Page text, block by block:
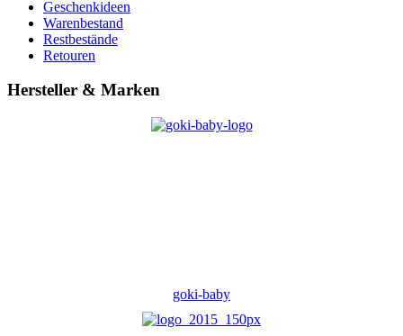
Geschenkideen
Warenbestand
Restbestände
Retouren
Hersteller & Marken
goki-baby